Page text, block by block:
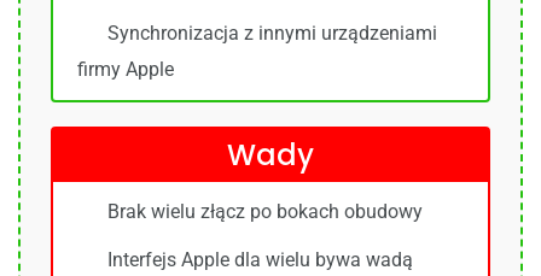
Synchronizacja z innymi urządzeniami
firmy Apple
Wady
Brak wielu złącz po bokach obudowy
Interfejs Apple dla wielu bywa wadą